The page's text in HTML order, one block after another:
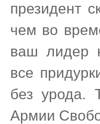
президент
чем во
ваш лидер
все
без урода.
Армии